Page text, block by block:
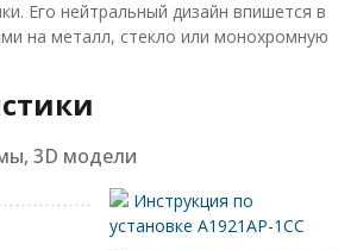
Его нейтральный дизайн впишется в
на металл, стекло или монохромную
3D модели
Инструкция по
установке A1921AP-1CC